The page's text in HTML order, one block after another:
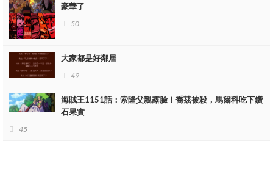
這樣的話，劇情就變成了魔化山治正式對上擁有霸王色的索隆，這
山治的魔化了，作者這手段實在是高明啊
豪華了
50
大家都是好鄰居
49
海賊王1151話：索隆父親露臉！喬茲被殺，馬爾科吃下鑽
石果實
45